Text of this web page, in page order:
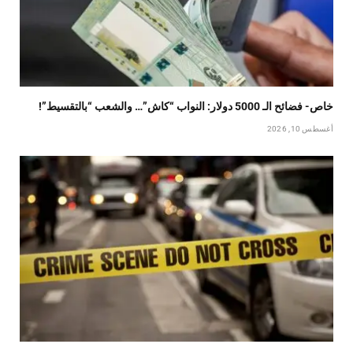
خاص- فضائح الـ 5000 دولار: النواب “كاش”… والشعب “بالتقسيط”!
أغسطس 10, 2026